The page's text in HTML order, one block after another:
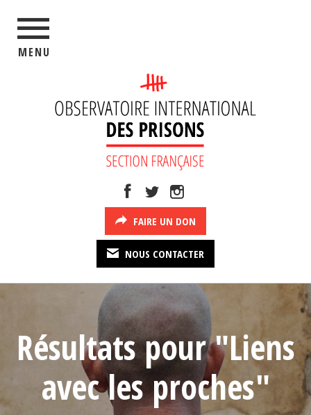
MENU
FAIRE UN DON
NOUS CONTACTER
Résultats pour "Liens
avec les proches"